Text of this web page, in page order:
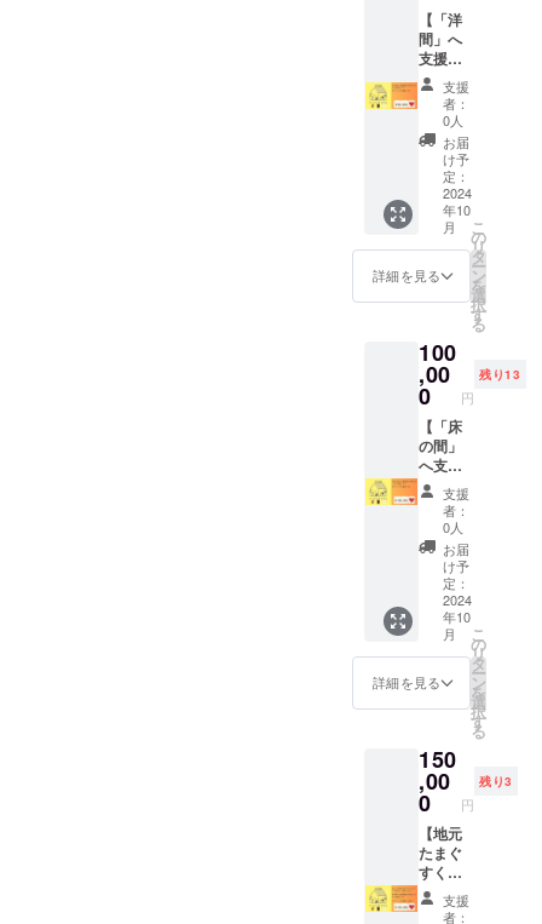
商品の
ラベル
に表記
されま
す。 商
品開封
前には
必ずお
届けの
リター
ンに貼
付され
たラベ
意書き
をご確
※加工場
準備な
どでお
届けす
る期間
が前後
する恐
れがご
ざいま
すがご
了承く
ださ
い。
縄県南
城市玉
城字船
越592-
11） ・
交通
費：交
通費は
各自で
ご負担
くださ
い。 ・
連絡方
法：詳
細は
す。 ・
所要時
間：120
分 ※ご
予約希
望日あ
れば備
考欄へ
ご記入
お願い
しま
す。 ※
日程調
整があ
ります
ので、
ご希望
日決ま
連絡く
ださ
い。 ※
有効期
限：
2026/8/
31
マト
（150
ｇ）
ジャン
ボイン
ゲン
（150
ｇ）
スイス
チャー
ド（150
ｇ）
ピー
マン
（200
ｇ）
人参
（350
ｇ）
ビーツ
（350
ｇ）
ジャガ
イモ
（400
ｇ） ・
手づく
り発酵
調味料6
種類
（各 約
100ｇ）
（塩
麹・醤
油麹・
たまね
ぎ麹・
生姜
麹・ニ
ンニク
麹・中
【「洋
間」へ
支援者
様お名
前の立
て札設
置 】 ▼
リター
ン内容
・「洋
間」へ
支援者
様のお
名前の
立て札
を設置
・感謝
のメー
ルを設
置写真
を添付
してお
送りい
たしま
す ・ド
リンク
引換
券 1枚
（※有効
期限：
2025/10
/31） ＜
立て札
設置に
ついて
＞ ・設
間：
2025/10
/31 ・お
名前を
「備考
欄」に
ご記入
くださ
い（15
支援
者：
0人
お届
け予
定：
2024
年10
月
詳細を見る
こ
の
リ
タ
ー
ン
を
選
択
す
る
100
,00
0 円
残り13
【「床
の間」
へ支援
者様お
名前の
立て札
設置 】
▼リ
ターン
内容 ・
「床の
間」へ
支援者
様のお
名前の
立て札
します
・感謝
のメー
ルを設
置写真
を添付
してお
送りい
たしま
支援
者：
0人
お届
け予
定：
2024
年10
月
詳細を見る
こ
の
リ
タ
ー
ン
を
選
択
す
る
150
,00
0 円
残り3
【地元
たまぐ
すく廻
り ＋
「洋支援
者：